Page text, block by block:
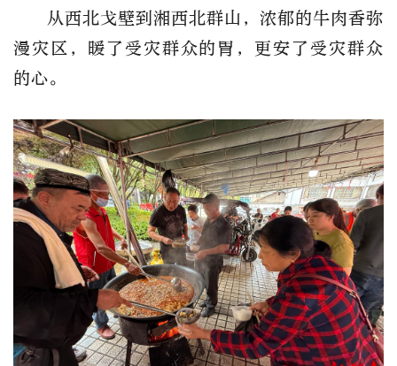
从西北戈壁到湘西北群山，浓郁的牛肉香弥
漫灾区，暖了受灾群众的胃，更安了受灾群众
的心。